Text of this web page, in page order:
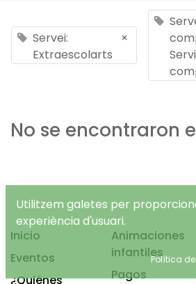
Servei:
Extraescolarts
×
No se encontraron
Inicio
Eventos
¿Quiénes
Animaciones
infantiles
Pagos
Utilitzem galetes per
experiència d'usuari.
Política